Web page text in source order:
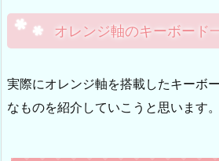
オレンジ軸のキーボード
実際にオレンジ軸を搭載したキーボ
なものを紹介していこうと思います。